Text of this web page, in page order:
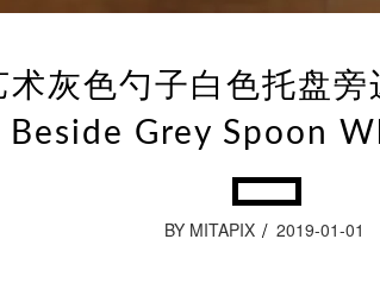
术灰色勺子白色托盘
Beside Grey Spoon
BY MITAPIX 2019-01-01